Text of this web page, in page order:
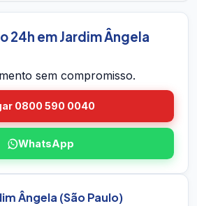
em Jardim Ângela (São
mede o volume, identifica
estruturais e entrega o
na hora — sem
taxa de visita.
24h em Jardim Ângela
sem compromisso.
0800 590 0040
WhatsApp
Ângela (São Paulo)